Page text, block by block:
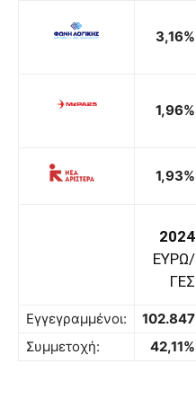
3,16%
1,96%
1,93%
2024
ΕΥΡΩ/
ΓΕΣ
Εγγεγραμμένοι: 102.847
Συμμετοχή:
42,11%